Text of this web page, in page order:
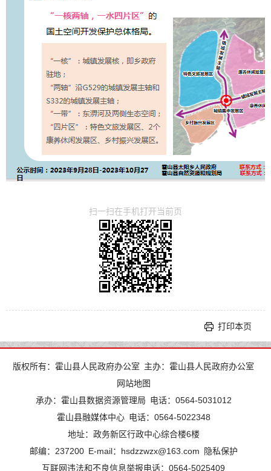
扫一扫在手机打开当前页
打印本页
版权所有：霍山县人民政府办公室 主办：霍山县人民政府办公室
网站地图
承办：霍山县数据资源管理局 电话：0564-5031012
霍山县融媒体中心 电话：0564-5022348
地址：政务新区行政中心综合楼6楼
邮编：237200 E-mail：hsdzzwzx@163.com
隐私保护
互联网违法和不良信息举报电话：0564-5025409